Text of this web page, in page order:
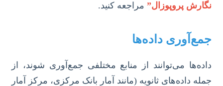
نگارش پروپوزال” مراجعه کنید.
جمع‌آوری داده‌ها
داده‌ها می‌توانند از منابع مختلفی جمع‌آوری شوند، از
جمله داده‌های ثانویه (مانند آمار بانک مرکزی، مرکز آمار